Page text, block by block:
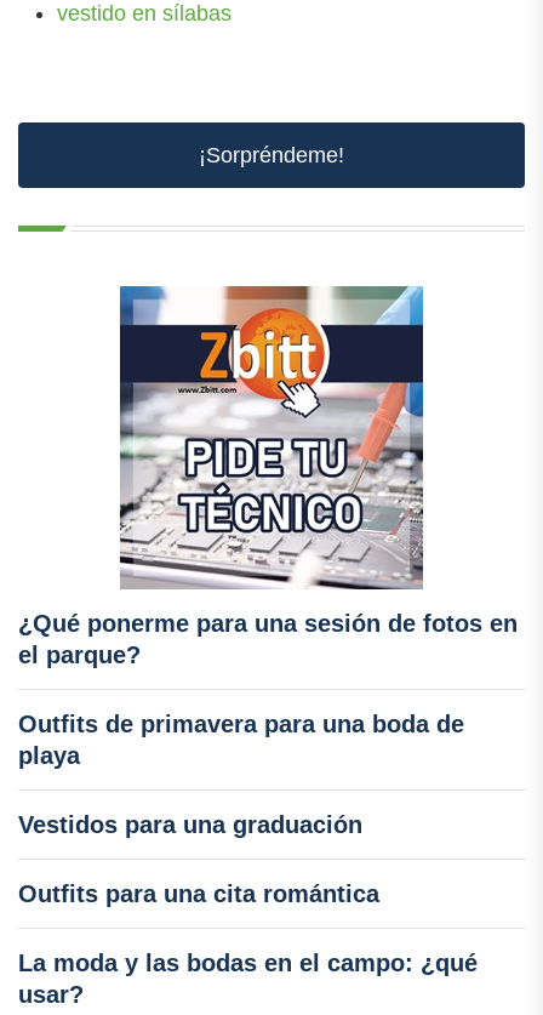
vestido en sílabas
¡Sorpréndeme!
¿Qué ponerme para una sesión de fotos en
el parque?
Outfits de primavera para una boda de
playa
Vestidos para una graduación
Outfits para una cita romántica
La moda y las bodas en el campo: ¿qué
usar?